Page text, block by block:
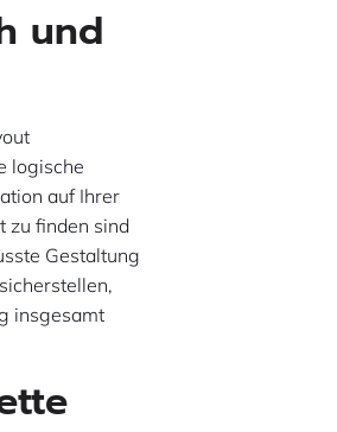
und
logische
auf Ihrer
zu finden sind
Gestaltung
insgesamt